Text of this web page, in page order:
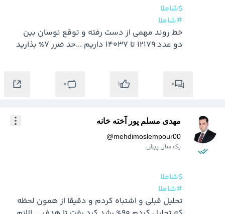
$شاملا
#شاملا
دو عدد 12179 تا 14037 داریم ...حد ضرر 7% بذارید
0
1
0
مهدی مسلم پور آخته خانه
@mehdimoslempour00
یک سال پیش
$شاملا
#شاملا